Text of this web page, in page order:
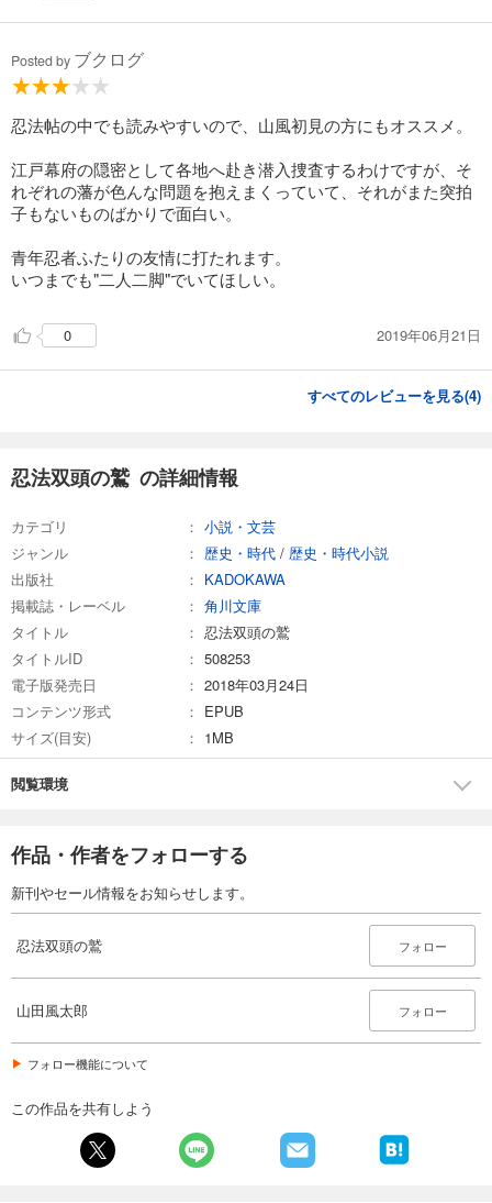
Posted by ブクログ
忍法帖の中でも読みやすいので、山風初見の方にもオススメ。
江戸幕府の隠密として各地へ赴き潜入捜査するわけですが、そ
れぞれの藩が色んな問題を抱えまくっていて、それがまた突拍
子もないものばかりで面白い。
青年忍者ふたりの友情に打たれます。
いつまでも"二人二脚"でいてほしい。
0 2019年06月21日
すべてのレビューを見る(4)
忍法双頭の鷲 の詳細情報
カテゴリ
小説・文芸
ジャンル
歴史・時代 / 歴史・時代小説
出版社
KADOKAWA
掲載誌・レーベル
角川文庫
タイトル
忍法双頭の鷲
タイトルID
508253
電子版発売日
2018年03月24日
コンテンツ形式
EPUB
サイズ(目安)
1MB
閲覧環境
作品・作者をフォローする
新刊やセール情報をお知らせします。
忍法双頭の鷲 フォロー
山田風太郎 フォロー
フォロー機能について
この作品を共有しよう